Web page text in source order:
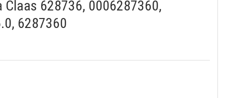
Claas 628736, 0006287360,
6287360